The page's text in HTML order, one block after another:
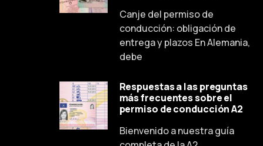
Canje del permiso de
conducción: obligación de
entrega y plazos En Alemania,
debe
Respuestas a las preguntas
más frecuentes sobre el
permiso de conducción A2
Bienvenido a nuestra guía
Czech
Lithuanian
Dutch
Russian